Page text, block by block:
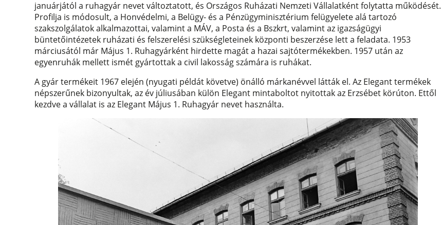
januárjától a ruhagyár nevet változtatott, és Országos Ruházati Nemzeti Vállalatként folytatta működését.
Profilja is módosult, a Honvédelmi, a Belügy- és a Pénzügyminisztérium felügyelete alá tartozó
szakszolgálatok alkalmazottai, valamint a MÁV, a Posta és a Bszkrt, valamint az igazságügyi
büntetőintézetek ruházati és felszerelési szükségleteinek központi beszerzése lett a feladata. 1953
márciusától már Május 1. Ruhagyárként hirdette magát a hazai sajtótermékekben. 1957 után az
egyenruhák mellett ismét gyártottak a civil lakosság számára is ruhákat.
A gyár termékeit 1967 elején (nyugati példát követve) önálló márkanévvel látták el. Az Elegant termékek
népszerűnek bizonyultak, az év júliusában külön Elegant mintaboltot nyitottak az Erzsébet körúton. Ettől
kezdve a vállalat is az Elegant Május 1. Ruhagyár nevet használta.